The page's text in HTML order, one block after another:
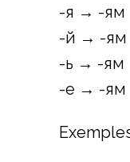
-я → -ям
-й → -ям
-ь → -ям
-е → -ям